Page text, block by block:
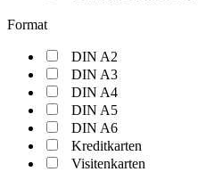
Format
DIN A2
DIN A3
DIN A4
DIN A5
DIN A6
Kreditkarten
Visitenkarten